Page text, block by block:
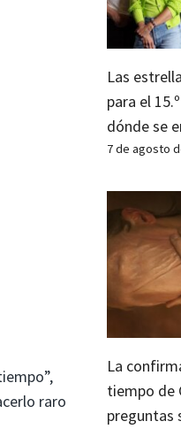
raro
Las
para el
dónde se
7 de agosto
La
tiempo de
preguntas